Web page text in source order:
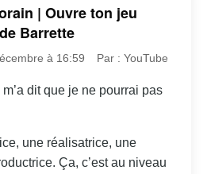
| Ouvre ton jeu
Barrette
à 16:59 Par : YouTube
dit que je ne pourrai pas
une réalisatrice, une
Ça, c’est au niveau